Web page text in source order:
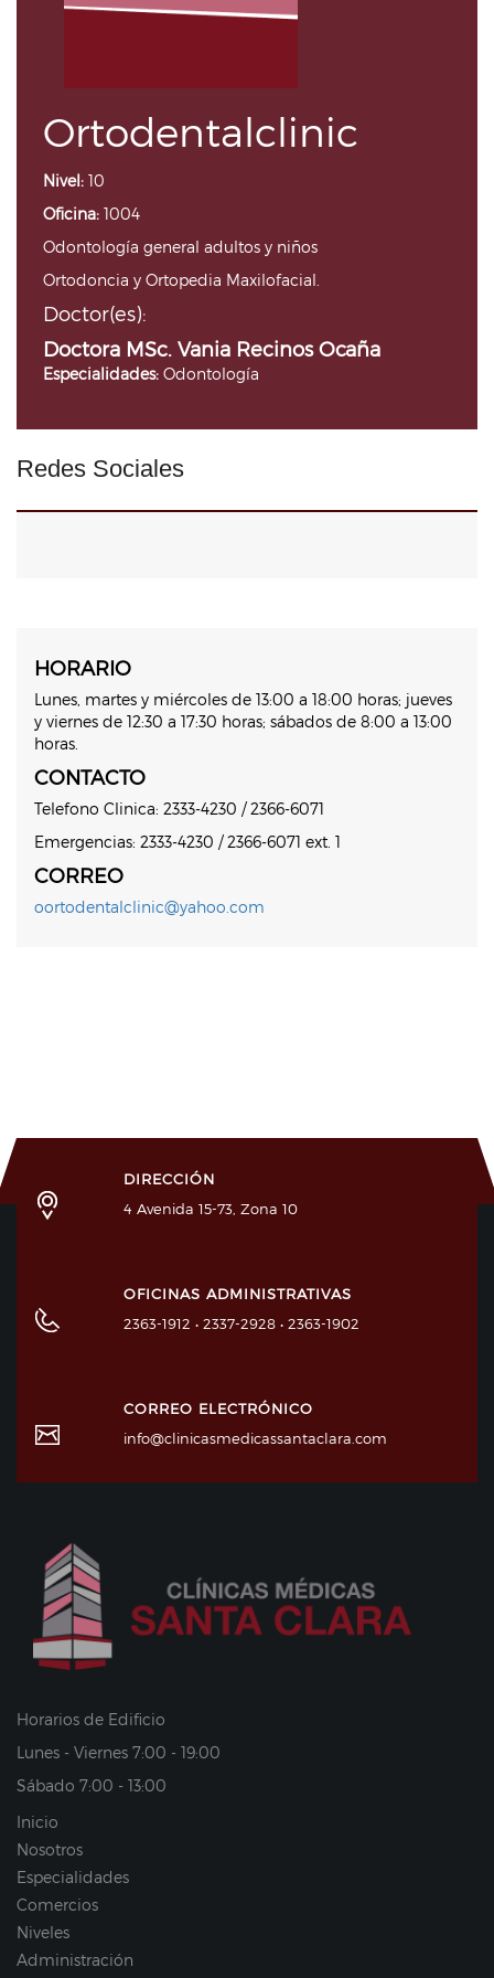
Ortodentalclinic
Nivel: 10
Oficina: 1004
Odontología general adultos y niños
Ortodoncia y Ortopedia Maxilofacial.
Doctor(es):
Doctora MSc. Vania Recinos Ocaña
Especialidades: Odontología
Redes Sociales
HORARIO
Lunes, martes y miércoles de 13:00 a 18:00 horas; jueves
y viernes de 12:30 a 17:30 horas; sábados de 8:00 a 13:00
horas.
CONTACTO
Telefono Clinica: 2333-4230 / 2366-6071
Emergencias: 2333-4230 / 2366-6071 ext. 1
CORREO
oortodentalclinic@yahoo.com
DIRECCIÓN
4 Avenida 15-73, Zona 10
OFICINAS ADMINISTRATIVAS
2363-1912 • 2337-2928 • 2363-1902
CORREO ELECTRÓNICO
info@clinicasmedicassantaclara.com
Horarios de Edificio
Lunes - Viernes 7:00 - 19:00
Sábado 7:00 - 13:00
Inicio
Nosotros
Especialidades
Comercios
Niveles
Administración